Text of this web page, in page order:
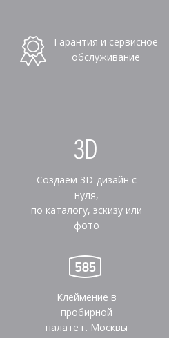
Гарантия и сервисное
обслуживание
Создаем 3D-дизайн с
нуля,
по каталогу, эскизу или
фото
Клеймение в
пробирной
палате г. Москвы